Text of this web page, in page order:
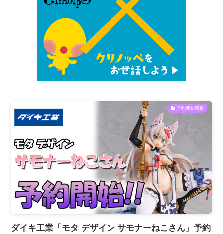
予約開始情報
ダイキ工業「モタ デザイン サモナーねこさん」予約